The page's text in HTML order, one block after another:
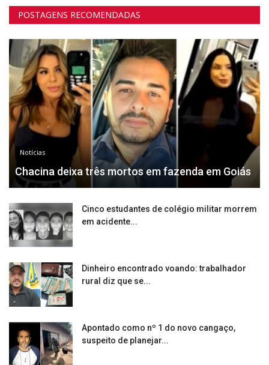
POSTAGENS RECOMENDADAS
Notícias
Chacina deixa três mortos em fazenda em Goiás
Cinco estudantes de colégio militar morrem
em acidente...
Dinheiro encontrado voando: trabalhador
rural diz que se...
Apontado como nº 1 do novo cangaço,
suspeito de planejar...